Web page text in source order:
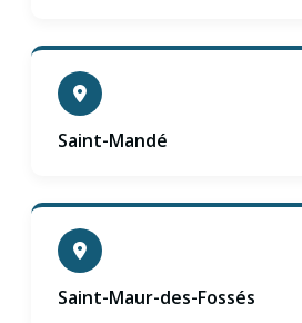
Saint-Mandé
Saint-Maur-des-Fossés